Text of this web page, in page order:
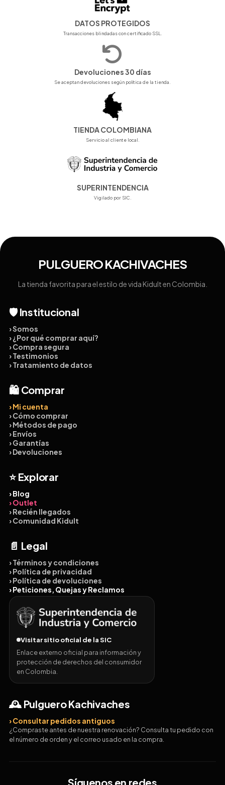
DATOS PROTEGIDOS
Transacciones blindadas con certificado SSL.
Devoluciones 30 días
Se aceptan devoluciones según política de la tienda.
TIENDA COLOMBIANA
Servicio al cliente local.
SUPERINTENDENCIA
Vigilado por SIC.
PULGUERO KACHIVACHES
La tienda favorita para el estilo de vida Kidult en Colombia.
🛡️ Institucional
› Somos
› ¿Por qué comprar aquí?
› Compra segura
› Testimonios
› Tratamiento de datos
🛍️ Comprar
› Mi cuenta
› Cómo comprar
› Métodos de pago
› Envíos
› Garantías
› Devoluciones
⭐ Explorar
› Blog
› Outlet
› Recién llegados
› Comunidad Kidult
📄 Legal
› Términos y condiciones
› Política de privacidad
› Política de devoluciones
› Peticiones, Quejas y Reclamos
Visitar sitio oficial de la SIC
Enlace externo oficial para información y
protección de derechos del consumidor
en Colombia.
🕰️ Pulguero Kachivaches
› Consultar pedidos antiguos
¿Compraste antes de nuestra renovación? Consulta tu pedido con
el número de orden y el correo usado en la compra.
Síguenos en redes